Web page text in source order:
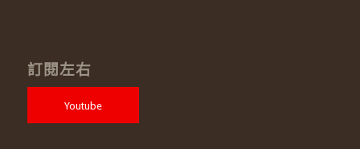
訂閱左右
Youtube